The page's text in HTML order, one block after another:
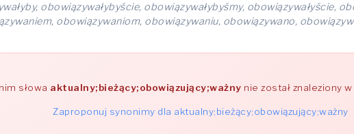
obowiązywałybyście, obowiązywałybyśmy, obowiązywałyście,
obowiązywaniom, obowiązywaniu, obowiązywano,
słowa aktualny;bieżący;obowiązujący;ważny nie został znaleziony w
Zaproponuj synonimy dla aktualny;bieżący;obowiązujący;ważny